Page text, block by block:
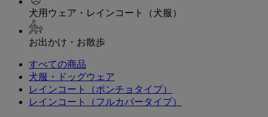
犬用ウェア・レインコート（犬服）
お出かけ・お散歩
すべての商品
犬服・ドッグウェア
レインコート（ポンチョタイプ）
レインコート（フルカバータイプ）